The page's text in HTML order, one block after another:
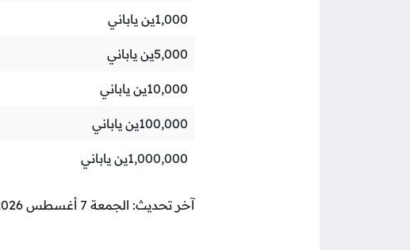
1,000ين ياباني
5,000ين ياباني
10,000ين ياباني
100,000ين ياباني
1,000,000ين ياباني
آخر تحديث: الجمعة 7 أغسطس 2026